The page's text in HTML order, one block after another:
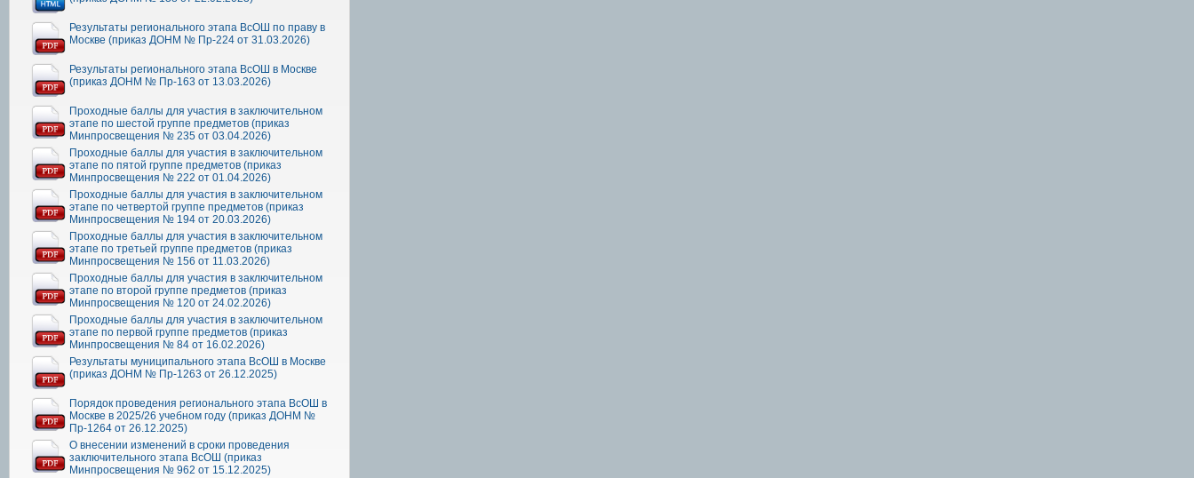
Результаты регионального этапа ВсОШ по праву в
Москве (приказ ДОНМ № Пр-224 от 31.03.2026)
Результаты регионального этапа ВсОШ в Москве
(приказ ДОНМ № Пр-163 от 13.03.2026)
Проходные баллы для участия в заключительном
этапе по шестой группе предметов (приказ
Минпросвещения № 235 от 03.04.2026)
Проходные баллы для участия в заключительном
этапе по пятой группе предметов (приказ
Минпросвещения № 222 от 01.04.2026)
Проходные баллы для участия в заключительном
этапе по четвертой группе предметов (приказ
Минпросвещения № 194 от 20.03.2026)
Проходные баллы для участия в заключительном
этапе по третьей группе предметов (приказ
Минпросвещения № 156 от 11.03.2026)
Проходные баллы для участия в заключительном
этапе по второй группе предметов (приказ
Минпросвещения № 120 от 24.02.2026)
Проходные баллы для участия в заключительном
этапе по первой группе предметов (приказ
Минпросвещения № 84 от 16.02.2026)
Результаты муниципального этапа ВсОШ в Москве
(приказ ДОНМ № Пр-1263 от 26.12.2025)
Порядок проведения регионального этапа ВсОШ в
Москве в 2025/26 учебном году (приказ ДОНМ №
Пр-1264 от 26.12.2025)
О внесении изменений в сроки проведения
заключительного этапа ВсОШ (приказ
Минпросвещения № 962 от 15.12.2025)